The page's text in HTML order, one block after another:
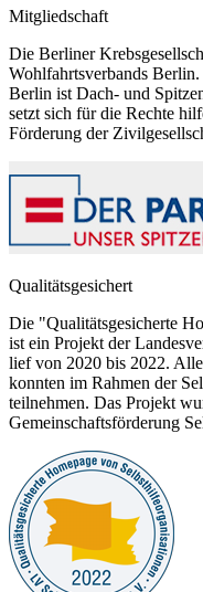
Mitgliedschaft
Die Berliner
Wohlfahrtsverbands
Berlin ist Dach- und
setzt sich für die Rechte
Förderung der
Qualitätsgesichert
Die "Qualitätsgesicherte
ist ein Projekt der
lief von 2020 bis 2022.
konnten im Rahmen der
teilnehmen. Das Projekt
Gemeinschaftsförderung